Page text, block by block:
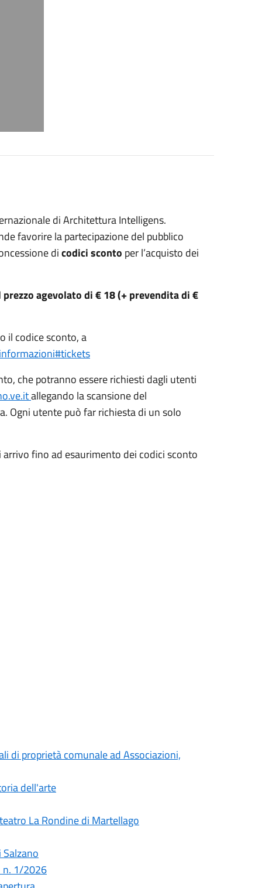
di Architettura Intelligens.
favorire la partecipazione del pubblico
dicodici sconto per l’acquisto dei
agevolato di € 18 (+ prevendita di €
il codice sconto, a
che potranno essere richiesti dagli utenti
allegando la scansione del
Ogni utente può far richiesta di un solo
fino ad esaurimento dei codici sconto
di proprietà comunale ad Associazioni,
dell'arte
La Rondine di Martellago
n. 1/2026